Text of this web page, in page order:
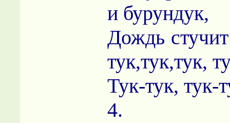
и бурундук,
Дождь
тук,тук,тук,
Тук-тук, тук-
4.